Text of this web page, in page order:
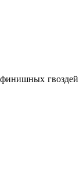
финишных гвоздей